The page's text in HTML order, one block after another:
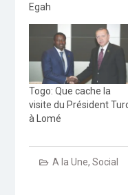
Egah
Togo: Que cache la
visite du Président
à Lomé
A la Une, Social